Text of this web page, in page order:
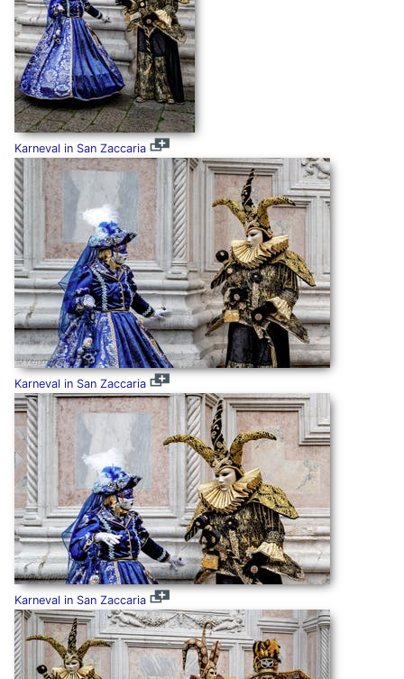
Karneval in San Zaccaria
Karneval in San Zaccaria
Karneval in San Zaccaria